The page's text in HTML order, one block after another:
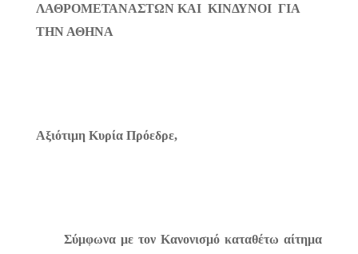
ΛΑΘΡΟΜΕΤΑΝΑΣΤΩΝ ΚΑΙ ΚΙΝΔΥΝΟΙ ΓΙΑ
ΤΗΝ ΑΘΗΝΑ
Αξιότιμη Κυρία Πρόεδρε,
Σύμφωνα με τον Κανονισμό καταθέτω αίτημα